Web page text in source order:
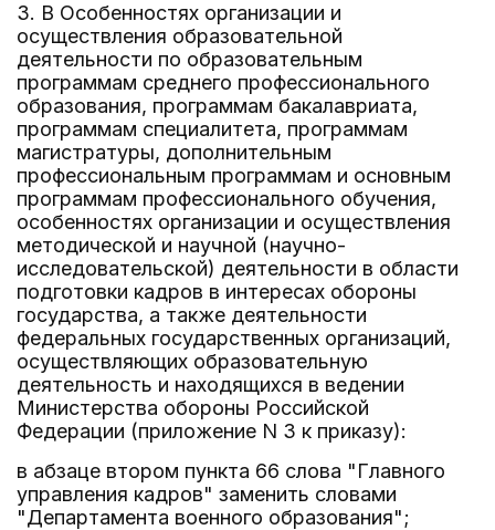
3. В Особенностях организации и
осуществления образовательной
деятельности по образовательным
программам среднего профессионального
образования, программам бакалавриата,
программам специалитета, программам
магистратуры, дополнительным
профессиональным программам и основным
программам профессионального обучения,
особенностях организации и осуществления
методической и научной (научно-
исследовательской) деятельности в области
подготовки кадров в интересах обороны
государства, а также деятельности
федеральных государственных организаций,
осуществляющих образовательную
деятельность и находящихся в ведении
Министерства обороны Российской
Федерации (приложение N 3 к приказу):
в абзаце втором пункта 66 слова "Главного
управления кадров" заменить словами
"Департамента военного образования";